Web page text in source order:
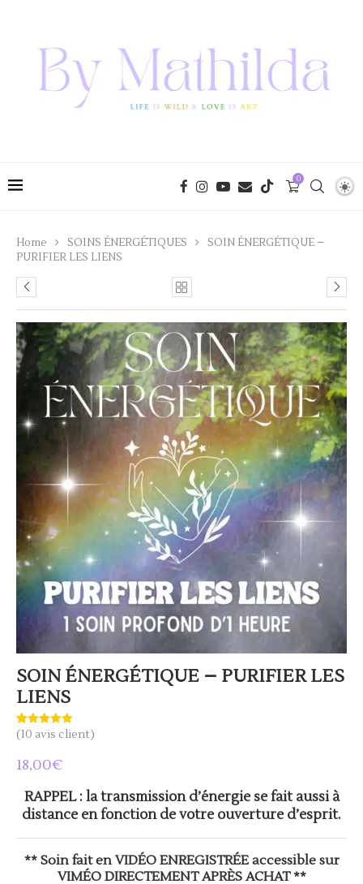
0
Home SOINS ÉNERGÉTIQUES
SOIN ÉNERGÉTIQUE –
PURIFIER LES LIENS
SOIN ÉNERGÉTIQUE – PURIFIER LES
LIENS
Noté5.00
10
notations
(10 avis client)
18,00€
RAPPEL : la transmission d’énergie se fait aussi à
distance en fonction de votre ouverture d’esprit.
** Soin fait en VIDÉO ENREGISTRÉE accessible sur
VIMÉO DIRECTEMENT APRÈS ACHAT **